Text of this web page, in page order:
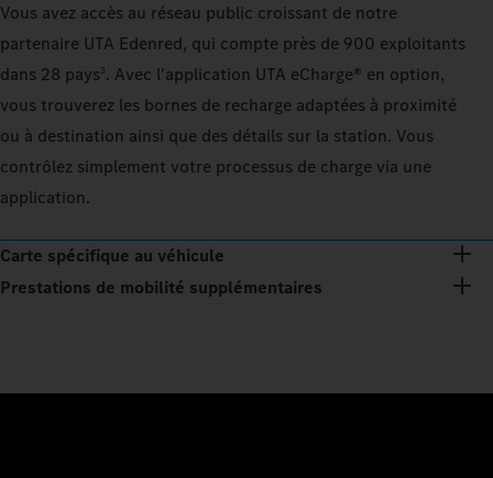
Vous avez accès au réseau public croissant de notre
partenaire UTA Edenred, qui compte près de 900 exploitants
dans 28 pays3. Avec l'application UTA eCharge® en option,
vous trouverez les bornes de recharge adaptées à proximité
ou à destination ainsi que des détails sur la station. Vous
contrôlez simplement votre processus de charge via une
application.
Carte spécifique au véhicule
Prestations de mobilité supplémentaires